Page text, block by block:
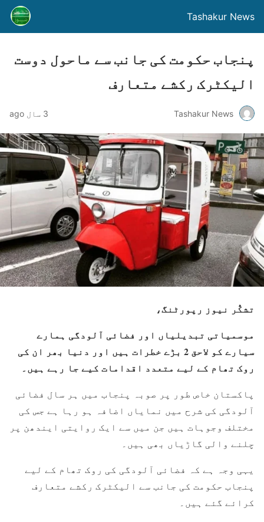
Tashakur News
پنجاب حکومت کی جانب سے ماحول دوست
الیکٹرک رکشے متعارف
Tashakur News 3 سال ago
تشکُّر نیوز رپورٹنگ،
موسمیاتی تبدیلیاں اور فضائی آلودگی ہمارے
سیارے کو لاحق 2 بڑے خطرات ہیں اور دنیا بھر ان کی
روک تھام کے لیے متعدد اقدامات کیے جا رہے ہیں۔
پاکستان خاص طور پر صوبہ پنجاب میں ہر سال فضائی
آلودگی کی شرح میں نمایاں اضافہ ہو رہا ہے جس کی
مختلف وجوہات ہیں جن میں سے ایک روایتی ایندھن پر
چلنے والی گاڑیاں بھی ہیں۔
یہی وجہ ہے کہ فضائی آلودگی کی روک تھام کے لیے
پنجاب حکومت کی جانب سے الیکٹرک رکشے متعارف
کرائے گئے ہیں۔